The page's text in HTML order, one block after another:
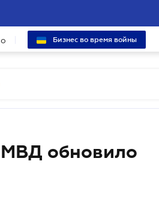
Бизнес во время войны
МВД обновило